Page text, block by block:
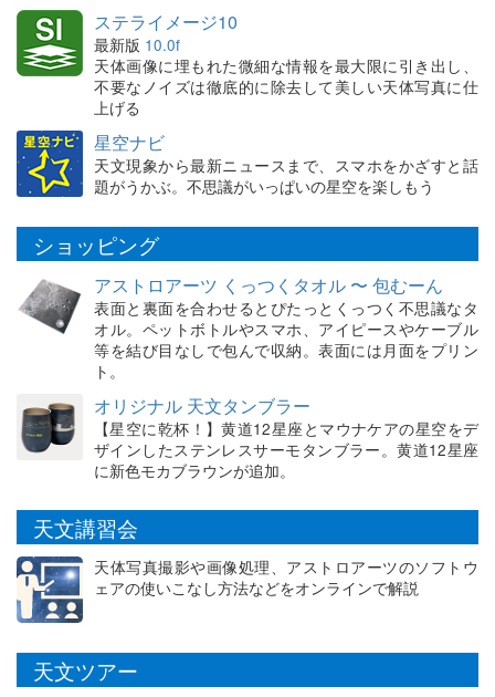
ステライメージ10
最新版 10.0f
天体画像に埋もれた微細な情報を最大限に引き出し、
不要なノイズは徹底的に除去して美しい天体写真に仕
上げる
星空ナビ
天文現象から最新ニュースまで、スマホをかざすと話
題がうかぶ。不思議がいっぱいの星空を楽しもう
ショッピング
アストロアーツ くっつくタオル 〜 包むーん
表面と裏面を合わせるとぴたっとくっつく不思議なタ
オル。ペットボトルやスマホ、アイピースやケーブル
等を結び目なしで包んで収納。表面には月面をプリン
ト。
オリジナル 天文タンブラー
【星空に乾杯！】黄道12星座とマウナケアの星空をデ
ザインしたステンレスサーモタンブラー。黄道12星座
に新色モカブラウンが追加。
天文講習会
天体写真撮影や画像処理、アストロアーツのソフトウ
ェアの使いこなし方法などをオンラインで解説
天文ツアー